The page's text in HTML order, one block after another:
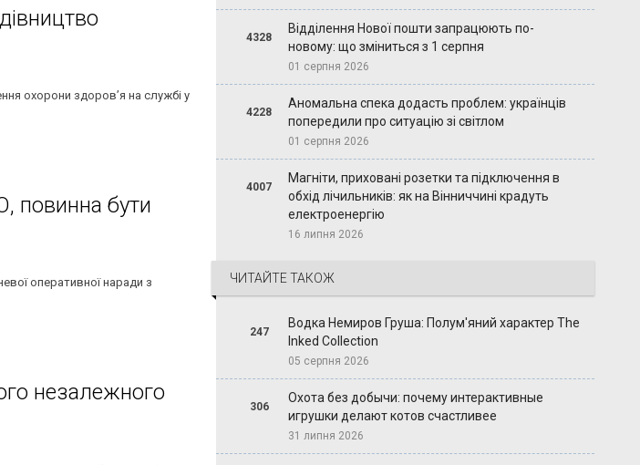
охорони здоров’я на службі у
повинна бути
оперативної наради з
незалежного
4328
Відділення Нової пошти запрацюють по-
новому: що зміниться з 1 серпня
01 серпня 2026
4228
Аномальна спека додасть проблем: українців
попередили про ситуацію зі світлом
01 серпня 2026
4007
Магніти, приховані розетки та підключення в
обхід лічильників: як на Вінниччині крадуть
електроенергію
16 липня 2026
ЧИТАЙТЕ ТАКОЖ
247
Водка Немиров Груша: Полум'яний характер The
Inked Collection
05 серпня 2026
306
Охота без добычи: почему интерактивные
игрушки делают котов счастливее
31 липня 2026